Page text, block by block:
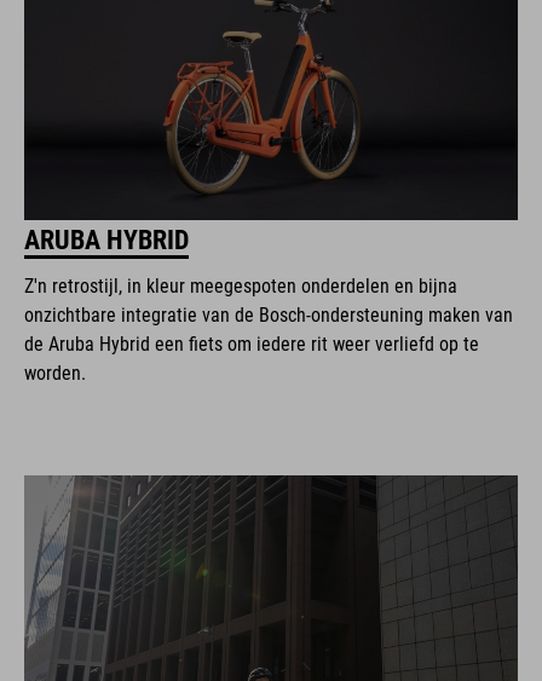
ARUBA HYBRID
Z'n retrostijl, in kleur meegespoten onderdelen en bijna
onzichtbare integratie van de Bosch-ondersteuning maken van
de Aruba Hybrid een fiets om iedere rit weer verliefd op te
worden.